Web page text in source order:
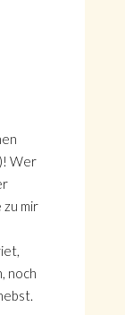
Wer
zu mir
noch